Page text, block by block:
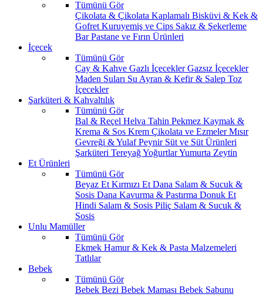
Tümünü Gör
Çikolata & Çikolata Kaplamalı Bisküvi & Kek &
Gofret Kuruyemiş ve Cips Sakız & Şekerleme
BarPastane ve Fırın Ürünleri
İçecek
Tümünü Gör
Çay & Kahve Gazlı İçeceklerGazsız İçecekler
Maden Suları Su Ayran & Kefir & Salep Toz
İçecekler
Şarküteri & Kahvaltılık
Tümünü Gör
Bal & Reçel Helva Tahin Pekmez Kaymak &
Krema & Sos Krem Çikolata ve EzmelerMısır
Gevreği & YulafPeynir Süt ve Süt Ürünleri
Şarküteri TereyağYoğurtlarYumurta Zeytin
Et Ürünleri
Tümünü Gör
Beyaz Et Kırmızı Et Dana Salam & Sucuk &
Sosis Dana Kavurma & Pastırma Donuk Et
Hindi Salam & Sosis Piliç Salam & Sucuk &
Sosis
Unlu Mamüller
Tümünü Gör
Ekmek Hamur & Kek & Pasta Malzemeleri
Tatlılar
Bebek
Tümünü Gör
Bebek Bezi Bebek Maması Bebek Sabunu